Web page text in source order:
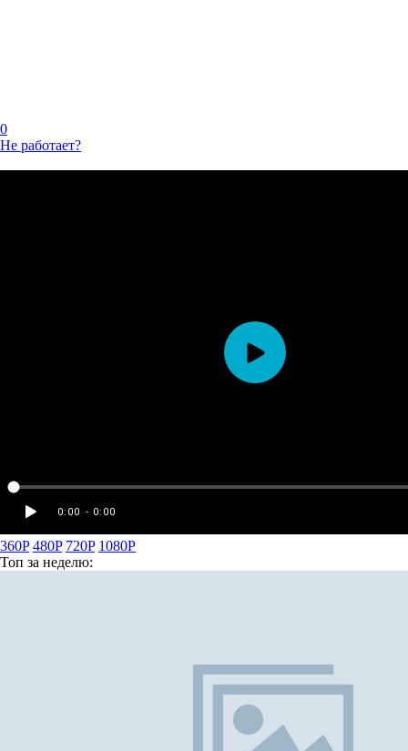
0
Не работает?
360P 480P 720P 1080P
Топ за неделю: